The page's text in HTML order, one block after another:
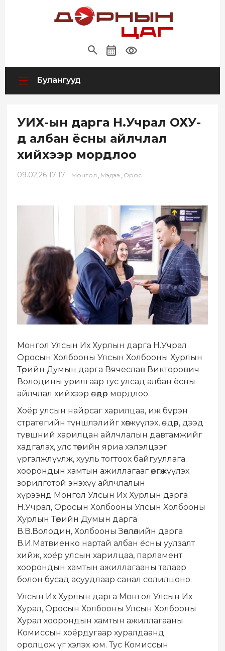
Булангууд
УИХ-ын дарга Н.Учрал ОХУ-
д албан ёсны айлчлал
хийхээр мордлоо
09.02.26 17:17 Монгол , Мэдээ , Орос
Монгол Улсын Их Хурлын дарга Н.Учрал
Оросын Холбооны Улсын Холбооны Хурлын
Төрийн Думын дарга Вячеслав Викторович
Володины урилгаар тус улсад албан ёсны
айлчлал хийхээр өнөөдөр мордлоо.
Хоёр улсын найрсаг харилцаа, иж бүрэн
стратегийн түншлэлийг хөгжүүлэх, өндөр, дээд
түвшний харилцан айлчлалын давтамжийг
хадгалах, улс төрийн яриа хэлэлцээг
үргэлжлүүлж, хууль тогтоох байгууллага
хоорондын хамтын ажиллагааг өргөжүүлэх
зорилготой энэхүү айлчлалын
хүрээнд Монгол Улсын Их Хурлын дарга
Н.Учрал, Оросын Холбооны Улсын Холбооны
Хурлын Төрийн Думын дарга
В.В.Володин, Холбооны Зөвлөлийн дарга
В.И.Матвиенко нартай албан ёсны уулзалт
хийж, хоёр улсын харилцаа, парламент
хоорондын хамтын ажиллагааны талаар
болон бусад асуудлаар санал солилцоно.
Улсын Их Хурлын дарга Монгол Улсын Их
Хурал, Оросын Холбооны Улсын Холбооны
Хурал хоорондын хамтын ажиллагааны
Комиссын хоёрдугаар хуралдаанд
оролцож үг хэлэх юм. Тус Комиссын